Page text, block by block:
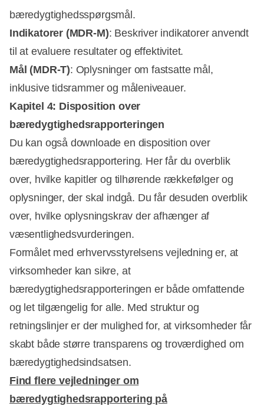
bæredygtighedsspørgsmål.
Indikatorer (MDR-M): Beskriver indikatorer anvendt
til at evaluere resultater og effektivitet.
Mål (MDR-T): Oplysninger om fastsatte mål,
inklusive tidsrammer og måleniveauer.
Kapitel 4: Disposition over
bæredygtighedsrapporteringen
Du kan også downloade en disposition over
bæredygtighedsrapportering. Her får du overblik
over, hvilke kapitler og tilhørende rækkefølger og
oplysninger, der skal indgå. Du får desuden overblik
over, hvilke oplysningskrav der afhænger af
væsentlighedsvurderingen.
Formålet med erhvervsstyrelsens vejledning er, at
virksomheder kan sikre, at
bæredygtighedsrapporteringen er både omfattende
og let tilgængelig for alle. Med struktur og
retningslinjer er der mulighed for, at virksomheder får
skabt både større transparens og troværdighed om
bæredygtighedsindsatsen.
Find flere vejledninger om
bæredygtighedsrapportering på